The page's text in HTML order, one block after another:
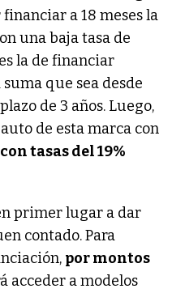
a 18 meses la
una baja tasa de
la de financiar
que sea desde
de 3 años. Luego,
de esta marca con
tasas del 19%
primer lugar a dar
contado. Para
por montos
acceder a modelos